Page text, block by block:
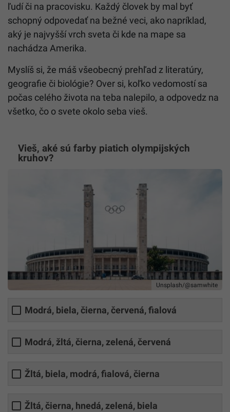
ľudí či na pracovisku. Každý človek by mal byť
schopný odpovedať na bežné veci, ako napríklad,
aký je najvyšší vrch sveta či kde na mape sa
nachádza Amerika.
Myslíš si, že máš všeobecný prehľad z literatúry,
geografie či biológie? Over si, koľko vedomostí sa
počas celého života na teba nalepilo, a odpovedz na
všetko, čo o svete okolo seba vieš.
Vieš, aké sú farby piatich olympijských
kruhov?
Unsplash/@samwhite
Modrá, biela, čierna, červená, fialová
Modrá, žltá, čierna, zelená, červená
Žltá, biela, modrá, fialová, čierna
Žltá, čierna, hnedá, zelená, biela